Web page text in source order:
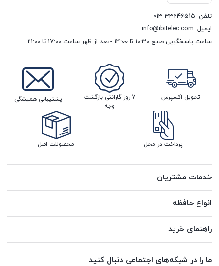
تلفن 013-33246515
ایمیل info@ibitelec.com
ساعت پاسخگویی صبح 10:30 تا 14:00 - بعد از ظهر ساعت 17:00 تا 21:00
تحویل اکسپرس
7 روز گارانتی بازگشت
وجه
پشتیبانی همیشگی
پرداخت در محل محصولات اصل
خدمات مشتریان
انواع حافظه
راهنمای خرید
ما را در شبکه‌های اجتماعی دنبال کنید